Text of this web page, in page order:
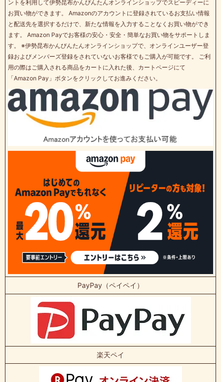
ントを利用して伊勢昆布かんぴんたんオンラインショップでスピーディーに
お買い物ができます。 Amazonのアカウントに登録されているお支払い情報
と配送先を選択するだけで、新たな情報を入力することなくお買い物ができ
ます。 Amazon Payでお客様の安心・安全・簡単なお買い物をサポートしま
す。 ※伊勢昆布かんぴんたんオンラインショップで、オンラインユーザー登
録およびメンバーズ登録をされていないお客様でもご購入が可能です。 ご利
用の際はご購入される商品をカートに入れた後、カートページにて
「Amazon Pay」ボタンをクリックしてお進みください。
PayPay（ペイペイ）
楽天ペイ